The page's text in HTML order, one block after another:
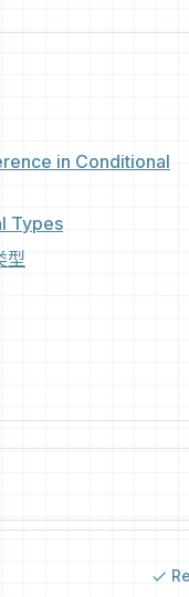
in Conditional
Types
型